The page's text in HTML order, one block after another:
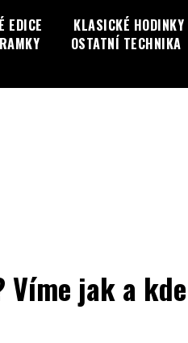
EDICE KLASICKÉ HODINKY
OSTATNÍ TECHNIKA
Víme jak a kde